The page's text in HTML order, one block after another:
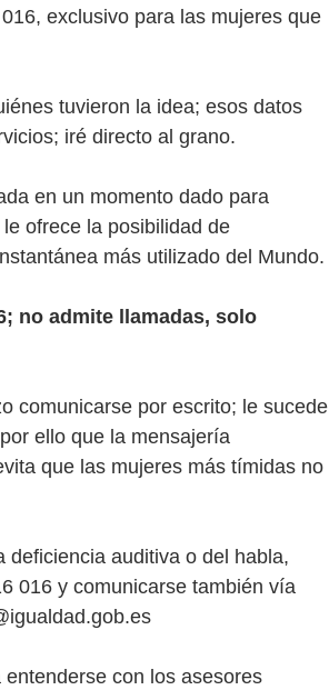
exclusivo para las mujeres que
tuvieron la idea; esos datos
iré directo al grano.
en un momento dado para
ofrece la posibilidad de
más utilizado del Mundo.
no admite llamadas, solo
comunicarse por escrito; le sucede
ello que la mensajería
que las mujeres más tímidas no
deficiencia auditiva o del habla,
016 y comunicarse también vía
con los asesores